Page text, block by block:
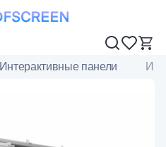
Интерактивные панели